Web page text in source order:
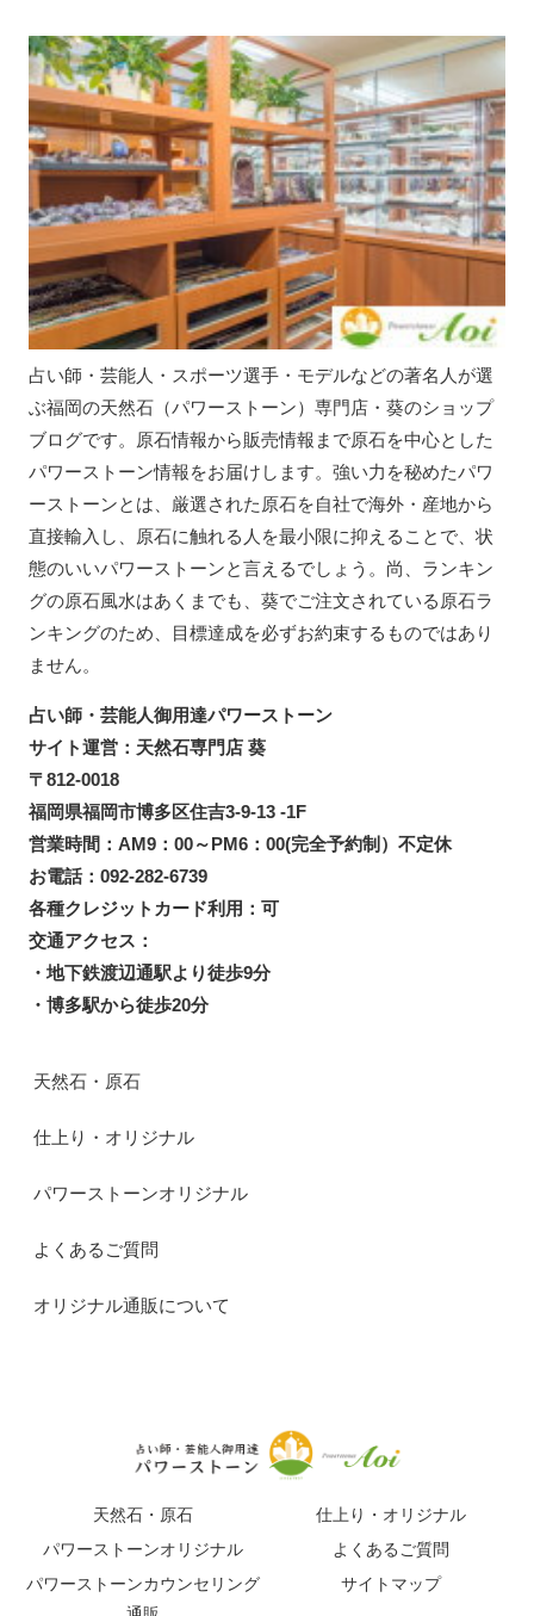
占い師・芸能人・スポーツ選手・モデルなどの著名人が選
ぶ福岡の天然石（パワーストーン）専門店・葵のショップ
ブログです。原石情報から販売情報まで原石を中心とした
パワーストーン情報をお届けします。強い力を秘めたパワ
ーストーンとは、厳選された原石を自社で海外・産地から
直接輸入し、原石に触れる人を最小限に抑えることで、状
態のいいパワーストーンと言えるでしょう。尚、ランキン
グの原石風水はあくまでも、葵でご注文されている原石ラ
ンキングのため、目標達成を必ずお約束するものではあり
ません。
占い師・芸能人御用達パワーストーン
サイト運営：天然石専門店 葵
〒812-0018
福岡県福岡市博多区住吉3-9-13 -1F
営業時間：AM9：00～PM6：00(完全予約制）不定休
お電話：092-282-6739
各種クレジットカード利用：可
交通アクセス：
・地下鉄渡辺通駅より徒歩9分
・博多駅から徒歩20分
天然石・原石
仕上り・オリジナル
パワーストーンオリジナル
よくあるご質問
オリジナル通販について
天然石・原石
仕上り・オリジナル
パワーストーンオリジナル
よくあるご質問
パワーストーンカウンセリング
サイトマップ